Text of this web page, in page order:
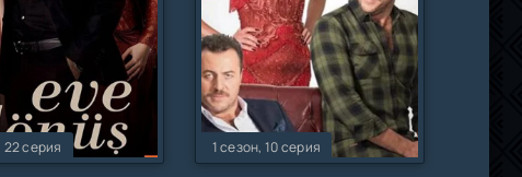
22 серия 1 сезон, 10 серия